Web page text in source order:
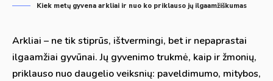
Kiek metų gyvena arkliai ir nuo ko priklauso jų ilgaamžiškumas
Arkliai – ne tik stiprūs, ištvermingi, bet ir nepaprastai
ilgaamžiai gyvūnai. Jų gyvenimo trukmė, kaip ir žmonių,
priklauso nuo daugelio veiksnių: paveldimumo, mitybos,